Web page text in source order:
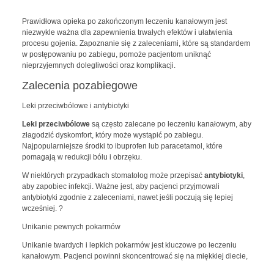
Prawidłowa opieka po zakończonym leczeniu kanałowym jest
niezwykle ważna dla zapewnienia trwałych efektów i ułatwienia
procesu gojenia. Zapoznanie się z zaleceniami, które są standardem
w postępowaniu po zabiegu, pomoże pacjentom uniknąć
nieprzyjemnych dolegliwości oraz komplikacji.
Zalecenia pozabiegowe
Leki przeciwbólowe i antybiotyki
Leki przeciwbólowesą często zalecane po leczeniu kanałowym, aby
złagodzić dyskomfort, który może wystąpić po zabiegu.
Najpopularniejsze środki to ibuprofen lub paracetamol, które
pomagają w redukcji bólu i obrzęku.
W niektórych przypadkach stomatolog może przepisać antybiotyki,
aby zapobiec infekcji. Ważne jest, aby pacjenci przyjmowali
antybiotyki zgodnie z zaleceniami, nawet jeśli poczują się lepiej
wcześniej. ?
Unikanie pewnych pokarmów
Unikanie twardych i lepkich pokarmów jest kluczowe po leczeniu
kanałowym. Pacjenci powinni skoncentrować się na miękkiej diecie,